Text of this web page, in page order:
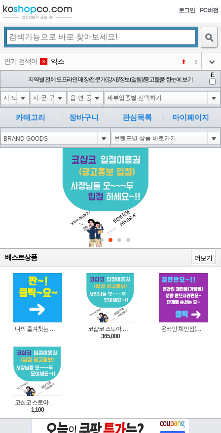
로그인 PC버전
인기 검색어 3 익스 3
4 미끄럼방지
아이콘
NEW
5 대성설렁탕
아이콘
6 1-1 waitfor delay '0:0:15' --
아이콘
-1
1 1
아이콘
-40
코샵
지역별 전체 오프라인 매장/전문가(강사)/정보(알림)/중고물품 한눈에 보기
E
카테고리 장바구니 관심목록 마이페이지
베스트상품 더보기
나의 즐겨찾는 상품 리스트로 편리하게 주문하세요~(쿠팡 다이나믹 배너)
코샵코 스토아 입점 1년 이용권
365,000
온라인 체인점(가맹점) 분양순서(필독)
1,100